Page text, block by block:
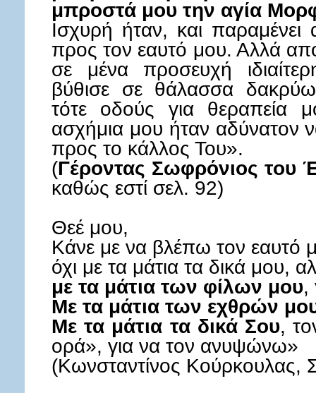
μπροστά μου την αγία
Ισχυρή ήταν, και
προς τον εαυτό μου. Αλλά
σε μένα προσευχή
βύθισε σε θάλασσα
τότε οδούς για θεραπεία
ασχήμια μου ήταν αδύνατον
προς το κάλλος Του».
(Γέροντας Σωφρόνιος του
καθώς εστί σελ. 92)
Θεέ μου,
Κάνε με να βλέπω τον εαυτό
όχι με τα μάτια τα δικά μου,
με τα μάτια των φίλων μου,
Με τα μάτια των εχθρών
Με τα μάτια τα δικά Σου,
ορά», για να τον ανυψώνω»
(Κωνσταντίνος Κούρκουλας,